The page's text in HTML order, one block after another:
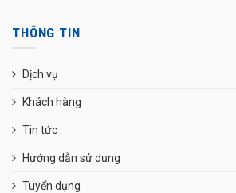
THÔNG TIN
Dịch vụ
Khách hàng
Tin tức
Hướng dẫn sử dụng
Tuyển dụng